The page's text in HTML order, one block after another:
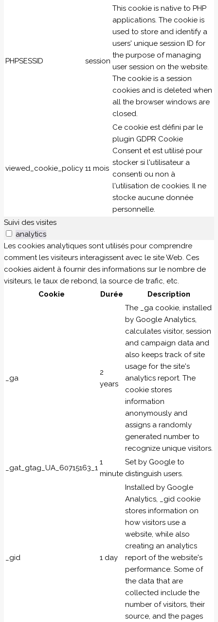
PHPSESSID session
This cookie is native to PHP
applications. The cookie is
used to store and identify a
users' unique session ID for
the purpose of managing
user session on the website.
The cookie is a session
cookies and is deleted when
all the browser windows are
closed.
viewed_cookie_policy 11 mois
Ce cookie est défini par le
plugin GDPR Cookie
Consent et est utilisé pour
stocker si l'utilisateur a
consenti ou non à
l'utilisation de cookies. Il ne
stocke aucune donnée
personnelle.
Suivi des visites
analytics
Les cookies analytiques sont utilisés pour comprendre
comment les visiteurs interagissent avec le site Web. Ces
cookies aident à fournir des informations sur le nombre de
visiteurs, le taux de rebond, la source de trafic, etc.
Cookie
Durée Description
_ga
2
years
The _ga cookie, installed
by Google Analytics,
calculates visitor, session
and campaign data and
also keeps track of site
usage for the site's
analytics report. The
cookie stores
information
anonymously and
assigns a randomly
generated number to
recognize unique visitors.
_gat_gtag_UA_60715163_1
1
minute
Set by Google to
distinguish users.
_gid 1 day
Installed by Google
Analytics, _gid cookie
stores information on
how visitors use a
website, while also
creating an analytics
report of the website's
performance. Some of
the data that are
collected include the
number of visitors, their
source, and the pages